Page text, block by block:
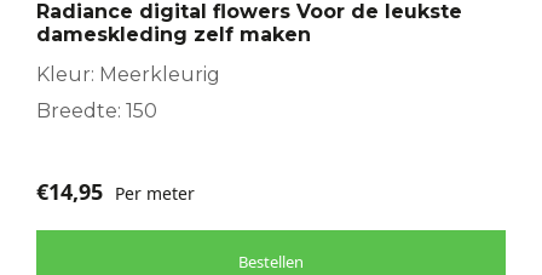
Radiance digital flowers Voor de leukste
dameskleding zelf maken
Kleur: Meerkleurig
Breedte: 150
€14,95 Per meter
Bestellen